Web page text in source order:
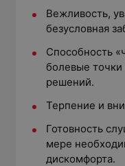
Вежливость,
безусловная
Способность
болевые точки
решений.
Терпение и
Готовность
мере
дискомфорта.